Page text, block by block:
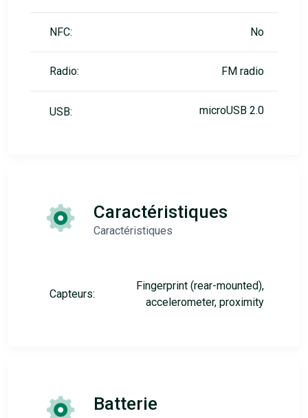
NFC: No
Radio: FM radio
USB: microUSB 2.0
Caractéristiques
Caractéristiques
Capteurs:
Fingerprint (rear-mounted),
accelerometer, proximity
Batterie